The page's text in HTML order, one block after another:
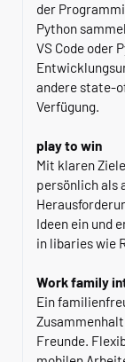
der
Python
VS Code oder
andere state-
Verfügung.
play to win
Mit klaren
persönlich als
Ideen ein und
in libaries wie
Work family
Ein
Freunde.